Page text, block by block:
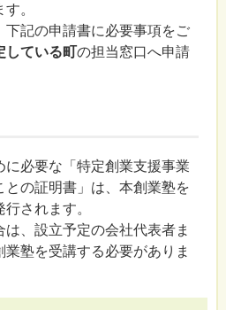
。
下記の申請書に必要事項をご
している町の担当窓口へ申請
に必要な「特定創業支援事業
との証明書」は、本創業塾を
されます。
、設立予定の会社代表者ま
塾を受講する必要がありま